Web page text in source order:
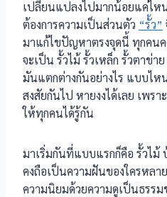
เปลี่ยนแปลงไปมากน้อยแค่ไห
ต้องการความเป็นส่วนตัว “รั้ว”
มาแก้ไขปัญหาตรงจุดนี้ ทุกคนค
จะเป็น รั้วไม้ รั้วเหล็ก รั้วตาข่
มันแตกต่างกันอย่างไร แบบไห
สงสัยกันไป หายงงได้เลย เพร
ให้ทุกคนได้รู้กัน
มาเริ่มกันที่แบบแรกก็คือ รั้วไม้
คงถือเป็นความฝันของใครหลา
ความนิยมด้วยความดูเป็นธรร